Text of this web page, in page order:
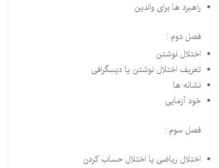
راهبرد ها برای والدین
فصل دوم :
اختلال نوشتن
تعریف اختلال نوشتن یا دیسگرافی
نشانه ها
خود آزمایی
فصل سوم :
اختلال ریاضی یا اختلال حساب کردن